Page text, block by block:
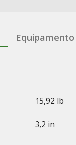
15,92 lb
3,2 in